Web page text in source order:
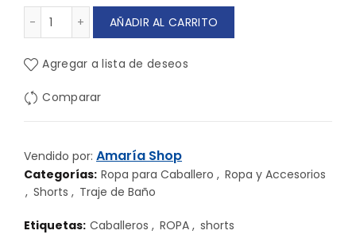
Bs. 7.542.Bs. 6.034.
Short Playero para Caballero cantidad
AÑADIR AL CARRITO
Agregar a lista de deseos
Comparar
Vendido por: Amaría Shop
Categorías: Ropa para Caballero , Ropa y Accesorios
, Shorts , Traje de Baño
Etiquetas: Caballeros , ROPA , shorts